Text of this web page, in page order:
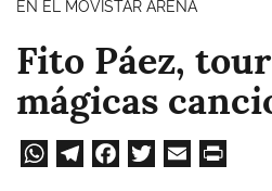
EN EL MOVISTAR ARENA
Fito Páez,
mágicas
W
Te
Fa